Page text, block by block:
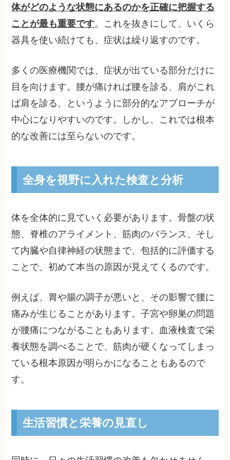
体がどのような状態にあるのかを正確に把握する
ことが最も重要です。これを抜きにして、いくら
器具を使い続けても、症状は繰り返すのです。
多くの医療機関では、症状が出ている部分だけに
目を向けます。腰が痛ければ腰を診る、肩がこれ
ば肩を診る、というように部分的なアプローチが
中心になりやすいのです。しかし、これでは根本
的な改善には至らないのです。
全身を視野に入れた検査と分析
体を全体的に見ていく必要があります。骨盤の状
態、脊椎のアライメント、筋肉のバランス、そし
て内臓や自律神経の状態まで、包括的に評価する
ことで、初めて本当の原因が見えてくるのです。
例えば、胃や腸の調子が悪いと、その影響で腰に
痛みが生じることがあります。子宮や卵巣の問題
が腰痛につながることもあります。血液検査で栄
養状態を調べることで、筋肉が硬くなってしまっ
ている根本原因が明らかになることもあるので
す。
生活習慣と栄養の見直し